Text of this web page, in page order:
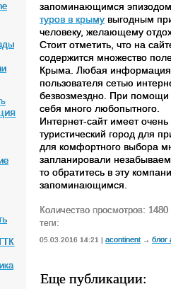
запоминающимся
туров в крыму выгодным
человеку, желающему
Стоит отметить, что на
содержится множество
Крыма. Любая информация,
пользователя сетью
безвозмездно. При
себя много любопытного.
Интернет-сайт имеет
туристический город для
для комфортного выбора
запланировали
то обратитесь в эту
запоминающимся.
Количество просмотров: 1480
теги:
05.03.2016 14:21 | acontinent → блог
Еще публикации: